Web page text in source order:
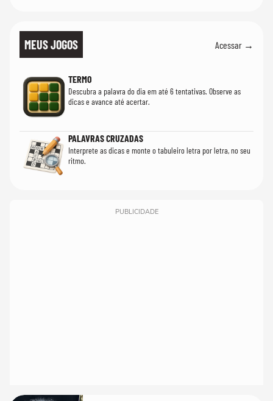
MEUS JOGOS Acessar →
TERMO
Descubra a palavra do dia em até 6 tentativas. Observe as
dicas e avance até acertar.
PALAVRAS CRUZADAS
Interprete as dicas e monte o tabuleiro letra por letra, no seu
ritmo.
PUBLICIDADE